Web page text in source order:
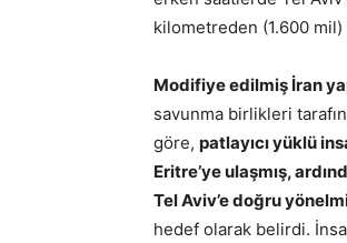
kilometreden (1.600
Modifiye edilmiş İran
savunma birlikleri
göre, patlayıcı yüklü
Eritre’ye ulaşmış,
Tel Aviv’e doğru
hedef olarak belirdi.